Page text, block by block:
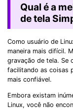
Qual é a
de tela
Como usuário de
maneira mais difícil.
gravação de tela. Se
facilitando as coisas
mais confiável.
Embora existam
Linux, você não